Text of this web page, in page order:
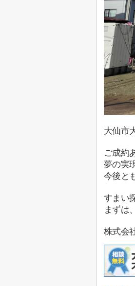
大仙市
ご成約
夢の実
今後と
すまい
まずは
株式会